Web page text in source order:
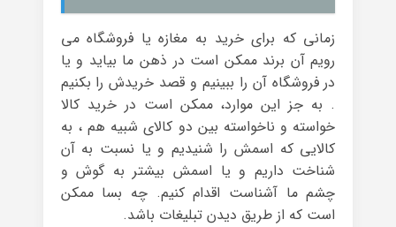
زمانی که برای خرید به مغازه یا فروشگاه می
رویم آن برند ممکن است در ذهن ما بیاید و یا
در فروشگاه آن را ببینیم و قصد خریدش را بکنیم
. به جز این موارد، ممکن است در خرید کالا
خواسته و ناخواسته بین دو کالای شبیه هم ، به
کالایی که اسمش را شنیدیم و یا نسبت به آن
شناخت داریم و یا اسمش بیشتر به گوش و
چشم ما آشناست اقدام کنیم. چه بسا ممکن
است که از طریق دیدن تبلیغات باشد.